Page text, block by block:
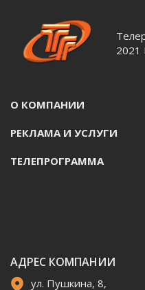
2021
О КОМПАНИИ
РЕКЛАМА И УСЛУГИ
ТЕЛЕПРОГРАММА
АДРЕС КОМПАНИИ
ул. Пушкина, 8,